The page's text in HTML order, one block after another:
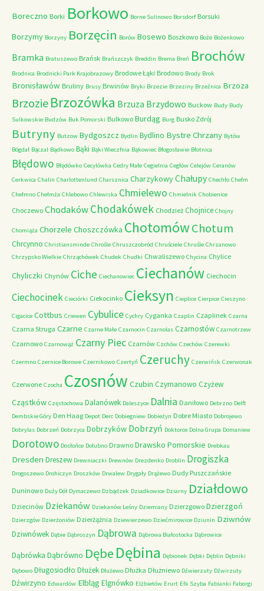
Boreczno Borki Borkowo Borne Sulinowo Borsdorf Borsuki
Borzymy Borzyny Borzęcin Borów Bosewo Boszkowo Boże Bożenkowo
Bramka Bratuszewo Brańsk Brańszczyk Breddin Brema Breń Brochów
Brodnica Brodnicki Park Krajobrazowy Brodowe Łąki Brodowo Brody Brok
Bronisławów Bruliny Brusy Brwinów Bryki Brzezie Brzeziny Brzeźnica Brzoza
Brzozie Brzozówka Brzuza Brzydowo Buckow Budy Budy
Sulkowskie Budzów Buk Pomorski Bulkowo Burdąg Burg Busko Zdrój
Butryny Butzow Bydgoszcz Bydlin Bydlino Bystre Chrzany Bytów
Bógdał Bączal Bądkowo Bąki Bąki Wieczfnia Bąkowiec Błogosławie Błotnica
Błędowo Błędówko Cecylówka Cedry Małe Cegielnia Cegłów Celejów Ceranów
Cerkwica Chalin Charlottenlund Charsznica CharzykowyChałupy Chechło Chełm
Chełmno Chełmża Chlebowo Chlewiska Chmielewo Chmielnik Chobienice
Choczewo ChodakówChodakówek Chodzież Chojnice Chojny
Chomiąża Chorzele Choszczówka ChotomówChotum
Chrcynno Christiansminde Chrośle Chruszczobród Chruściele Chruśle Chrzanowo
Chrzypsko Wielkie Chrząchówek Chudek Chudki Chwaliszewo Chycina Chylice
Chyliczki Chynów Ciche Ciechanowiec Ciechanów Ciechocin
Ciechocinek Cieciórki Ciekocinko Cieksyn Cieplice Cierpice Cieszyno
Cigacice Cottbus Criewen Cybulice Cychry Cyganka Czaplin Czaplinek Czarna
Czarna Struga Czarne Czarne Małe Czarnocin Czarnolas Czarnostów Czarnotrzew
Czarnowo Czarnowąż Czarny Piec Czarnów Czchów Czechów Czerewki
Czermno Czernice Borowe Czernikowo Czertyń Czeruchy Czerwińsk Czerwonak
Czerwone Czocha Czosnów Czubin Czymanowo Czyżew
Cząstków Częstochowa Dalanówek Daleszyce Dalnia Daniłowo Debrzno Delft
Dembskie Góry Den Haag Depot Derc Dobiegniew Dobieżyn Dobre Miasto Dobrojewo
Dobrylas Dobrzeń Dobrzyca Dobrzyków Dobrzyń Doktorce Dolna Grupa Domaniew
Dorotowo Dosłońce Dołubno Drawno Drawsko Pomorskie Drebkau
Dresden Dreszew Drewniaczki Drewnów Drezdenko Droblin Drogiszka
Drogoszewo Drohiczyn Droszków Drwalew Drygały Drążewo Dudy Puszczańskie
Duninowo Duży Dół Dymaczewo Dzbądzek Dziadkowice Dziarny Działdowo
Dziecinów Dziekanów Dziekanów Leśny Dziemiany Dzierzgowo Dzierzgoń
Dzierzgów Dzierżoniów Dzierżążnia Dziewierzewo Dziećmirowice Dziunin Dziwnów
Dziwnówek Dąbie Dąbroszyn Dąbrowa Dąbrowa Białostocka Dąbrowice
Dąbrówka Dąbrówno Dębe Dębina Dębionek Dębki Dęblin Dębniki
Dębowo Długosiodło Dłużek Dłużewo Dłużka Dłużniewo Dźwierzuty Dźwirzuty
Dźwirzyno Edwardów Elbląg Elgnówko Elżbietów Erurt Ełk Szyba Fabianki Faborgi